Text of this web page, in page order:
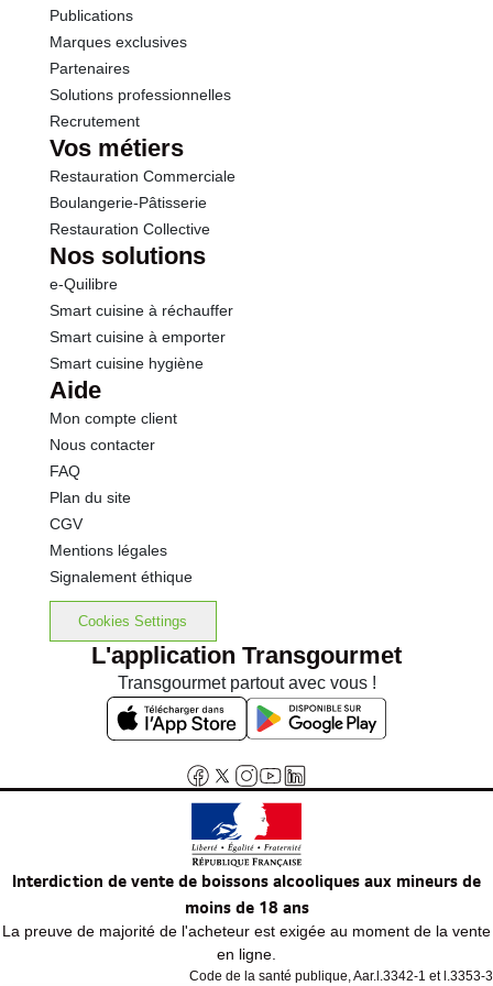
Publications
Marques exclusives
Partenaires
Solutions professionnelles
Recrutement
Vos métiers
Restauration Commerciale
Boulangerie-Pâtisserie
Restauration Collective
Nos solutions
e-Quilibre
Smart cuisine à réchauffer
Smart cuisine à emporter
Smart cuisine hygiène
Aide
Mon compte client
Nous contacter
FAQ
Plan du site
CGV
Mentions légales
Signalement éthique
Cookies Settings
L'application Transgourmet
Transgourmet partout avec vous !
Interdiction de vente de boissons alcooliques aux mineurs de
moins de 18 ans
La preuve de majorité de l'acheteur est exigée au moment de la vente
en ligne.
Code de la santé publique, Aar.l.3342-1 et l.3353-3